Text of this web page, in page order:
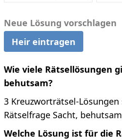
Neue Lösung vorschlagen
Heir eintragen
Wie viele Rätsellösungen
behutsam?
3 Kreuzworträtsel-
Rätselfrage Sacht,
Welche Lösung ist für die